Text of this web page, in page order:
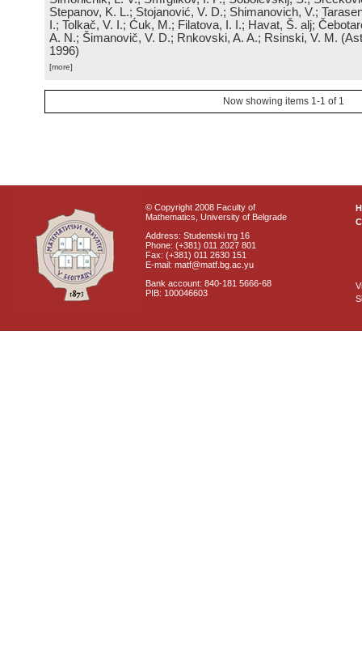
Stepanov, K. L.; Stojanović, V. D.; Shimanovich, V.;
I.; Tolkač, V. I.; Ćuk, M.; Filatova, I. I.; Havat, Š. alj;
A. N.; Šimanovič, V. D.; Rnkovski, A. A.; Rsinski, V. M. (
1996)
[more]
Now showing items 1-1 of 1
© Copyright 2008 Faculty of
Mathematics, University of Belgrade
Address: Studentski trg 16
Phone: (+381) 011 2027 801
Fax: (+381) 011 2630 151
E-mail: matf@matf.bg.ac.yu
Bank account: 840-181 5666-68
PIB: 100046603